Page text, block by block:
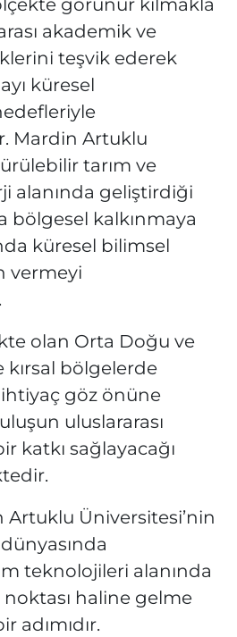
görünür kılmakla
akademik ve
teşvik ederek
küresel
Mardin Artuklu
tarım ve
alanında geliştirdiği
bölgesel kalkınmaya
küresel bilimsel
vermeyi
olan Orta Doğu ve
bölgelerde
göz önüne
uluslararası
katkı sağlayacağı
Artuklu Üniversitesi’nin
teknolojileri alanında
haline gelme
adımıdır.